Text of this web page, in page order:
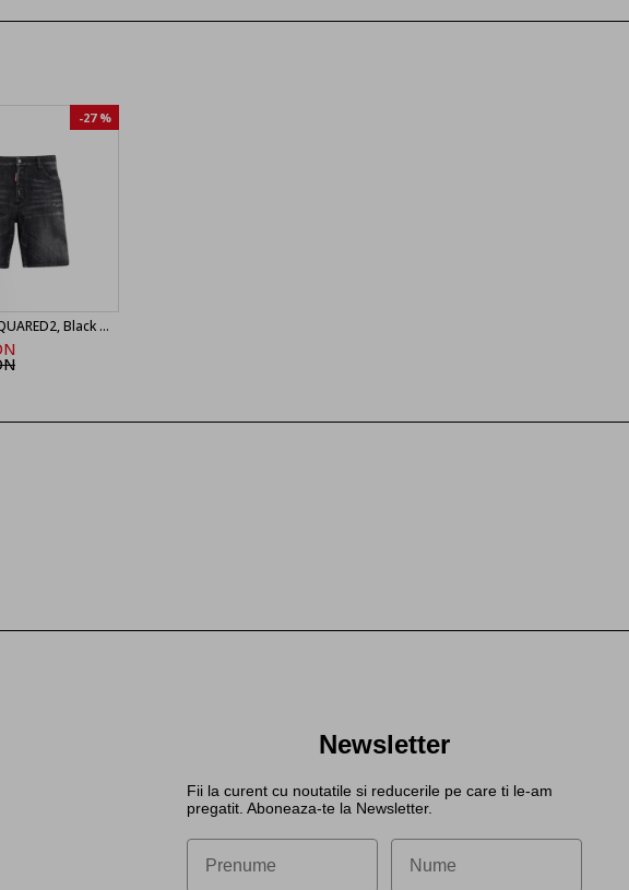
-27 %
Bermude DSQUARED2, Black Fog Wash Marine Shorts
Newsletter
Fii la curent cu noutatile si reducerile pe care ti le-am
pregatit. Aboneaza-te la Newsletter.